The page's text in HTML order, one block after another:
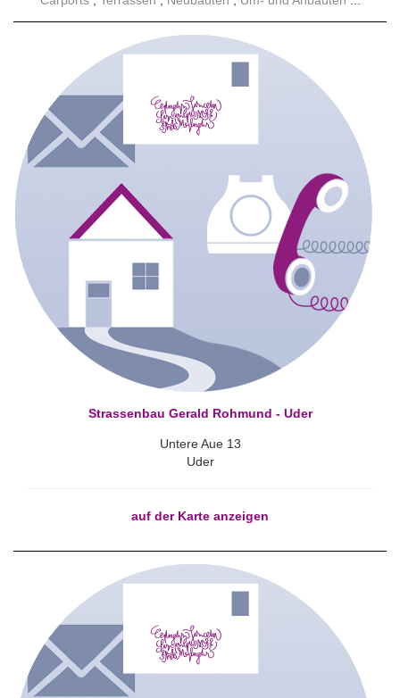
Strassenbau Gerald Rohmund - Uder
Untere Aue 13
Uder
auf der Karte anzeigen